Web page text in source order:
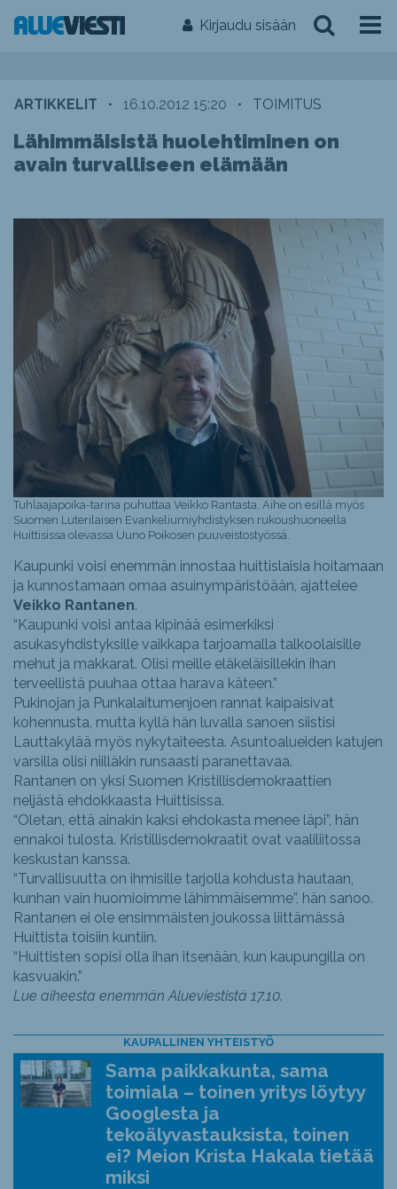
Kirjaudu sisään
ARTIKKELIT • 16.10.2012 15:20 • TOIMITUS
Lähimmäisistä huolehtiminen on
avain turvalliseen elämään
Tuhlaajapoika-tarina puhuttaa Veikko Rantasta. Aihe on esillä myös
Suomen Luterilaisen Evankeliumiyhdistyksen rukoushuoneella
Huittisissa olevassa Uuno Poikosen puuveistostyössä.
Kaupunki voisi enemmän innostaa huittislaisia hoitamaan
ja kunnostamaan omaa asuinympäristöään, ajattelee
Veikko Rantanen.
“Kaupunki voisi antaa kipinää esimerkiksi
asukasyhdistyksille vaikkapa tarjoamalla talkoolaisille
mehut ja makkarat. Olisi meille eläkeläisillekin ihan
terveellistä puuhaa ottaa harava käteen.”
Pukinojan ja Punkalaitumenjoen rannat kaipaisivat
kohennusta, mutta kyllä hän luvalla sanoen siistisi
Lauttakylää myös nykytaiteesta. Asuntoalueiden katujen
varsilla olisi niilläkin runsaasti paranettavaa.
Rantanen on yksi Suomen Kristillisdemokraattien
neljästä ehdokkaasta Huittisissa.
“Oletan, että ainakin kaksi ehdokasta menee läpi”, hän
ennakoi tulosta. Kristillisdemokraatit ovat vaaliliitossa
keskustan kanssa.
“Turvallisuutta on ihmisille tarjolla kohdusta hautaan,
kunhan vain huomioimme lähimmäisemme”, hän sanoo.
Rantanen ei ole ensimmäisten joukossa liittämässä
Huittista toisiin kuntiin.
“Huittisten sopisi olla ihan itsenään, kun kaupungilla on
kasvuakin.”
Lue aiheesta enemmän Alueviestistä 17.10.
KAUPALLINEN YHTEISTYÖ
Sama paikkakunta, sama
toimiala – toinen yritys löytyy
Googlesta ja
tekoälyvastauksista, toinen
ei? Meion Krista Hakala tietää
miksi